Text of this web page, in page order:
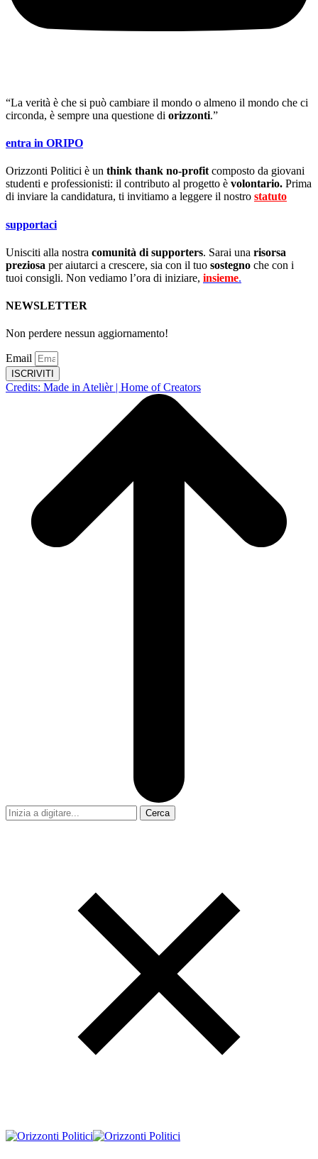
“La verità è che si può cambiare il mondo o almeno il mondo che ci
circonda, è sempre una questione di orizzonti.”
entra in ORIPO
Orizzonti Politici è un think thank no-profitcomposto da giovani
studenti e professionisti: il contributo al progetto è volontario. Prima
di inviare la candidatura, ti invitiamo a leggere il nostro statuto
supportaci
Unisciti alla nostra comunità di supporters. Sarai una risorsa
preziosa per aiutarci a crescere, sia con il tuo sostegno che con i
tuoi consigli. Non vediamo l’ora di iniziare, insieme.
NEWSLETTER
Non perdere nessun aggiornamento!
Email
ISCRIVITI
Credits: Made in Atelièr | Home of Creators
Cerca